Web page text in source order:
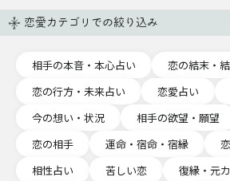
恋愛カテゴリでの絞り込み
相手の本音・本心占い 恋の結末・
恋の行方・未来占い
恋愛占い
今の想い・状況
相手の欲望・願望
恋の相手
運命・宿命・宿縁
相性占い
苦しい恋
復縁・元